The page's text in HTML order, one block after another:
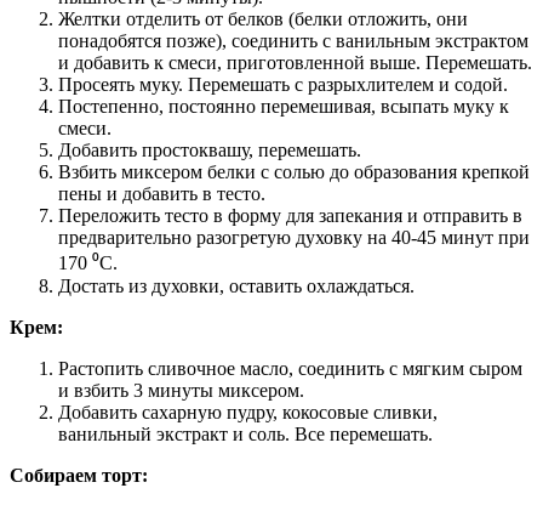
Желтки отделить от белков (белки отложить, они
понадобятся позже), соединить с ванильным экстрактом
и добавить к смеси, приготовленной выше. Перемешать.
Просеять муку. Перемешать с разрыхлителем и содой.
Постепенно, постоянно перемешивая, всыпать муку к
смеси.
Добавить простоквашу, перемешать.
Взбить миксером белки с солью до образования крепкой
пены и добавить в тесто.
Переложить тесто в форму для запекания и отправить в
предварительно разогретую духовку на 40-45 минут при
170 ⁰С.
Достать из духовки, оставить охлаждаться.
Крем:
Растопить сливочное масло, соединить с мягким сыром
и взбить 3 минуты миксером.
Добавить сахарную пудру, кокосовые сливки,
ванильный экстракт и соль. Все перемешать.
Собираем торт: